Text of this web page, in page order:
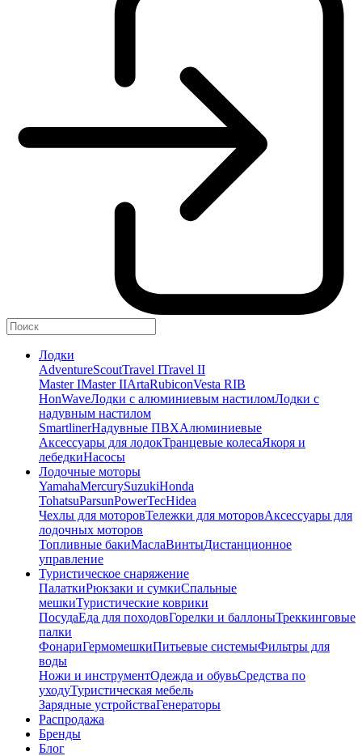
Лодки
AdventureScoutTravel ITravel II
Master IMaster IIArtaRubiconVesta RIB
HonWaveЛодки с алюминиевым настиломЛодки с
надувным настилом
SmartlinerНадувные ПВХАлюминиевые
Аксессуары для лодокТранцевые колесаЯкоря и
лебедкиНасосы
Лодочные моторы
YamahaMercurySuzukiHonda
TohatsuParsunPowerTecHidea
Чехлы для моторовТележки для моторовАксессуары для
лодочных моторов
Топливные бакиМаслаВинтыДистанционное
управление
Туристическое снаряжение
ПалаткиРюкзаки и сумкиСпальные
мешкиТуристические коврики
ПосудаЕда для походовГорелки и баллоныТреккинговые
палки
ФонариГермомешкиПитьевые системыФильтры для
воды
Ножи и инструментОдежда и обувьСредства по
уходуТуристическая мебель
Зарядные устройстваГенераторы
Распродажа
Бренды
Блог